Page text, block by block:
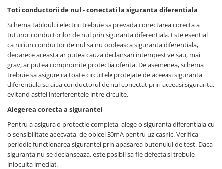
Toti conductorii de nul - conectati la siguranta diferentiala
Schema tabloului electric trebuie sa prevada conectarea corecta a
tuturor conductorilor de nul prin siguranta diferentiala. Este esential
ca niciun conductor de nul sa nu ocoleasca siguranta diferentiala,
deoarece aceasta ar putea cauza declansari intempestive sau, mai
grav, ar putea compromite protectia oferita. De asemenea, schema
trebuie sa asigure ca toate circuitele protejate de aceeasi siguranta
diferentiala sa aiba conductorul de nul conectat prin aceeasi siguranta,
evitand astfel interferentele intre circuite.
Alegerea corecta a sigurantei
Pentru a asigura o protectie completa, alege o siguranta diferentiala cu
o sensibilitate adecvata, de obicei 30mA pentru uz casnic. Verifica
periodic functionarea sigurantei prin apasarea butonului de test. Daca
siguranta nu se declanseaza, este posibil sa fie defecta si trebuie
inlocuita imediat.